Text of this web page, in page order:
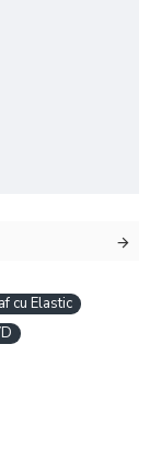
cu Elastic